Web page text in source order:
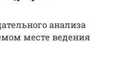
анализа
месте ведения